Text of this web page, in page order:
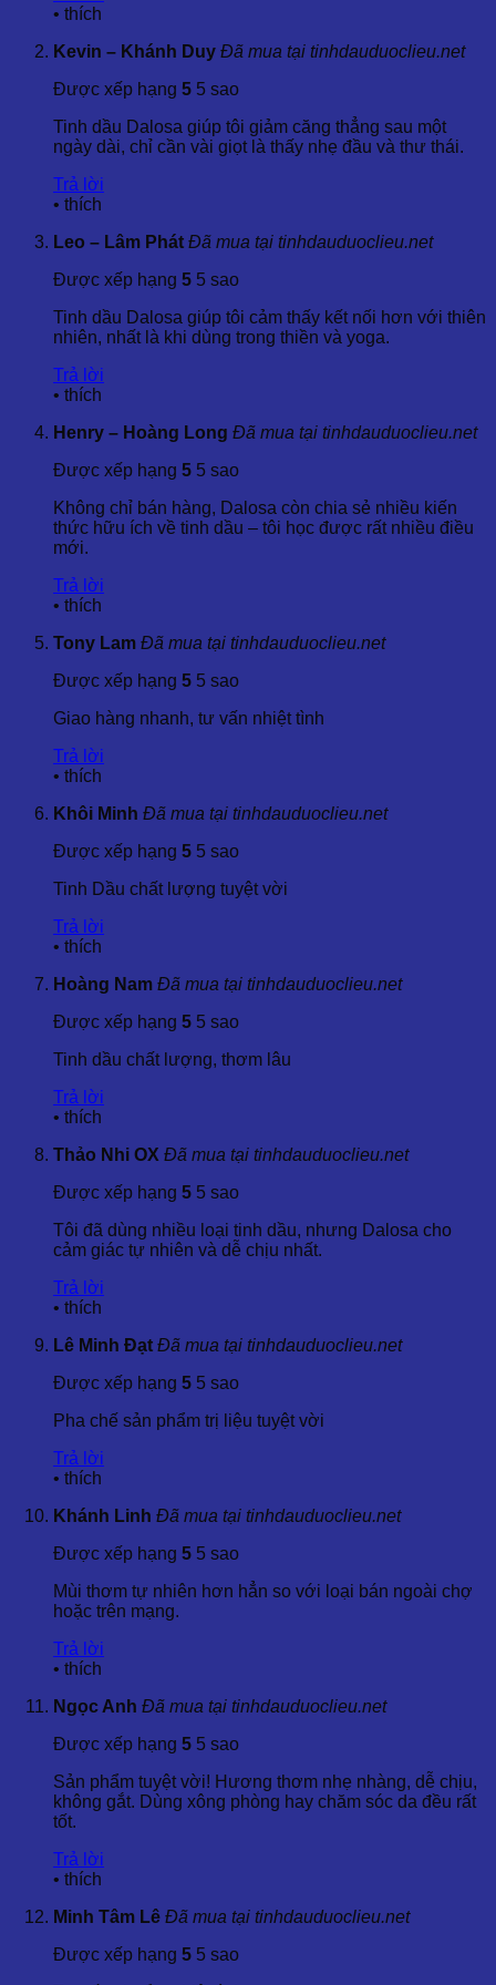
phân hủy, kháng mối mọt – điều này góp phần tạo nên chất
quý như guaiol, bulnesol, eudesmol và nhiều chất phụ khác,
tạo nên mùi hương ngọt ngào, tươi mát và đậm chất nam
3. Quy Trình Chiết Xuất Và Thành Phần Hóa Học
3.1. Phương Pháp Chiết Xuất
Tinh dầu trắc bách diệp xanh được chiết xuất qua quá trình
chưng cất bằng hơi nước từ gỗ. Phương pháp này giúp
giữ được màu xanh đặc trưng của sản phẩm.
tinh dầu đạt độ tinh khiết cao, góp phần tăng hiệu quả khi sử
3.2. Thành Phần Hóa Học Chính
Tinh dầu chứa nhiều hợp chất có giá trị, nổi bật gồm:
Guaiol:
Bulnesol:
Gamma-Eudesmol:8,20%
Dihydrocolumellarin:9,65%
2,78%
Ngoài ra, sản phẩm còn chứa các hợp chất như
Alpha thujone, Menthatriene, Pinocarvone, Borneol,
chút cam thảo và đặc tính kháng khuẩn, chống viêm ưu việt.
3.3. Thông Số Kỹ Thuật
trực tiếp lên da)
Màu sắc:
và cam thảo
Chỉ số khúc xạ ở 20ºC:
ứng các tiêu chuẩn nghiêm ngặt của ngành dược liệu và mỹ
phẩm.
4. Tiêu Chuẩn Kỹ Thuật Và Khả Năng Cung Ứng
4.1. Tiêu Chuẩn Kỹ Thuật
Sản phẩm đạt các tiêu chuẩn kỹ thuật:
Bộ phận chiết xuất:
Phương pháp chiết xuất:
Hơi nước
Hình thức sản phẩm:Chất loãng
Đặc tính mùi và màu sắc:
hàm lượng guaiol và chamazulene; mùi ngọt, tươi mát
pha chút hương trái cây.
4.2. Khả Năng Cung Ứng
nghiệp và cá nhân:
Sản lượng cung ứng:500 kg/tháng
02 năm kể từ ngày sản xuất
Xuất xứ:Nhập khẩu từ các nguồn uy tín như Ấn Độ,
Úc và Indonesia
Chứng nhận chất lượng:
Certificate Of Analysis (COA/C/A)
ISO 22000:2005
Kosher
Good Manufacturing Practices (GMP)
Sản phẩm được đóng gói theo nhiều quy cách:
1000ml
Bán sỉ:
Lưu ý:Các dung tích nhỏ như 5ml, 10ml, 20ml, 30ml,
50ml thường không được bán lẻ.
• thích
Kevin – Khánh Duy Đã mua tại tinhdauduoclieu.net
Được xếp hạng 5 5 sao
Tinh dầu Dalosa giúp tôi giảm căng thẳng sau một
ngày dài, chỉ cần vài giọt là thấy nhẹ đầu và thư thái.
Trả lời
• thích
Leo – Lâm Phát Đã mua tại tinhdauduoclieu.net
Được xếp hạng 5 5 sao
Tinh dầu Dalosa giúp tôi cảm thấy kết nối hơn với thiên
nhiên, nhất là khi dùng trong thiền và yoga.
Trả lời
• thích
Henry – Hoàng Long Đã mua tại tinhdauduoclieu.net
Được xếp hạng 5 5 sao
Không chỉ bán hàng, Dalosa còn chia sẻ nhiều kiến
thức hữu ích về tinh dầu – tôi học được rất nhiều điều
mới.
Trả lời
• thích
Tony Lam Đã mua tại tinhdauduoclieu.net
Được xếp hạng 5 5 sao
Giao hàng nhanh, tư vấn nhiệt tình
Trả lời
• thích
Khôi Minh Đã mua tại tinhdauduoclieu.net
Được xếp hạng 5 5 sao
Tinh Dầu chất lượng tuyệt vời
Trả lời
• thích
Hoàng Nam Đã mua tại tinhdauduoclieu.net
Được xếp hạng 5 5 sao
Tinh dầu chất lượng, thơm lâu
Trả lời
• thích
Thảo Nhi OX Đã mua tại tinhdauduoclieu.net
Được xếp hạng 5 5 sao
Tôi đã dùng nhiều loại tinh dầu, nhưng Dalosa cho
cảm giác tự nhiên và dễ chịu nhất.
Trả lời
• thích
Lê Minh Đạt Đã mua tại tinhdauduoclieu.net
Được xếp hạng 5 5 sao
Pha chế sản phẩm trị liệu tuyệt vời
Trả lời
• thích
Khánh Linh Đã mua tại tinhdauduoclieu.net
Được xếp hạng 5 5 sao
Mùi thơm tự nhiên hơn hẳn so với loại bán ngoài chợ
hoặc trên mạng.
Trả lời
• thích
Ngọc Anh Đã mua tại tinhdauduoclieu.net
Được xếp hạng 5 5 sao
Sản phẩm tuyệt vời! Hương thơm nhẹ nhàng, dễ chịu,
không gắt. Dùng xông phòng hay chăm sóc da đều rất
tốt.
Trả lời
• thích
Minh Tâm Lê Đã mua tại tinhdauduoclieu.net
Được xếp hạng 5 5 sao